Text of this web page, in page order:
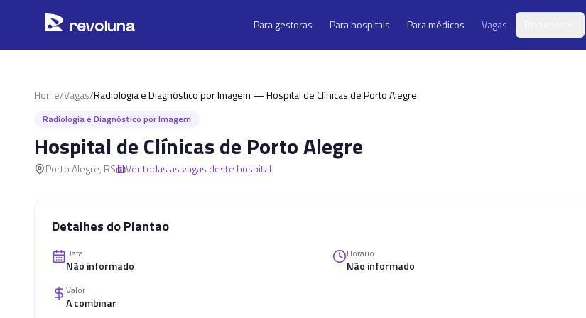
revoluna Para gestoras Para hospitais Para médicos Vagas
Home/Vagas/Radiologia e Diagnóstico por Imagem — Hospital de Clínicas de Porto Alegre
Radiologia e Diagnóstico por Imagem
Hospital de Clínicas de Porto Alegre
Porto Alegre, RS Ver todas as vagas deste hospital
Detalhes do Plantao
Data
Não informado
Horario
Não informado
Valor
A combinar